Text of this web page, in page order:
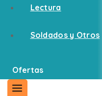
Lectura
Soldados y Otros
Ofertas